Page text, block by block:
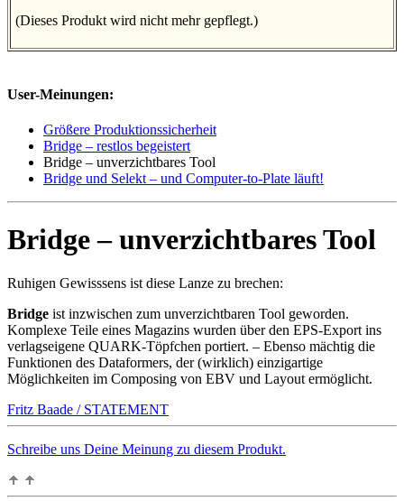
(Dieses Produkt wird nicht mehr gepflegt.)
User-Meinungen:
Größere Produktionssicherheit
Bridge – restlos begeistert
Bridge – unverzichtbares Tool
Bridge und Selekt – und Computer-to-Plate läuft!
Bridge – unverzichtbares Tool
Ruhigen Gewisssens ist diese Lanze zu brechen:
Bridge ist inzwischen zum unverzichtbaren Tool geworden.
Komplexe Teile eines Magazins wurden über den EPS-Export ins
verlagseigene QUARK-Töpfchen portiert. – Ebenso mächtig die
Funktionen des Dataformers, der (wirklich) einzigartige
Möglichkeiten im Composing von EBV und Layout ermöglicht.
Fritz Baade / STATEMENT
Schreibe uns Deine Meinung zu diesem Produkt.